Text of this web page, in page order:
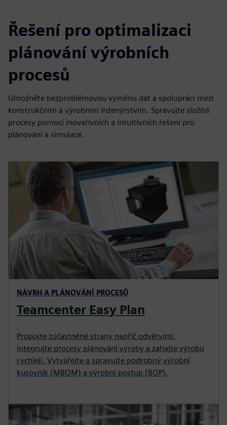
Řešení pro optimalizaci
plánování výrobních
procesů
Umožněte bezproblémovou výměnu dat a spolupráci mezi
konstrukčním a výrobním inženýrstvím. Spravujte složité
procesy pomocí inovativních a intuitivních řešení pro
plánování a simulace.
NÁVRH A PLÁNOVÁNÍ PROCESŮ
Teamcenter Easy Plan
Propojte zúčastněné strany napříč odvětvími,
integrujte procesy plánování výroby a zahajte výrobu
rychleji. Vytvářejte a spravujte podrobný výrobní
kusovník (MBOM) a výrobní postup (BOP).